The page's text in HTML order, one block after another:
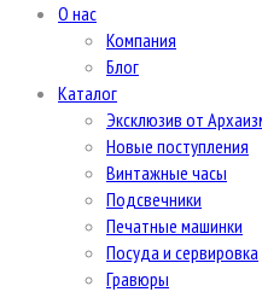
О нас
Компания
Блог
Каталог
Эксклюзив от
Новые поступления
Винтажные часы
Подсвечники
Печатные машинки
Посуда и сервировка
Гравюры